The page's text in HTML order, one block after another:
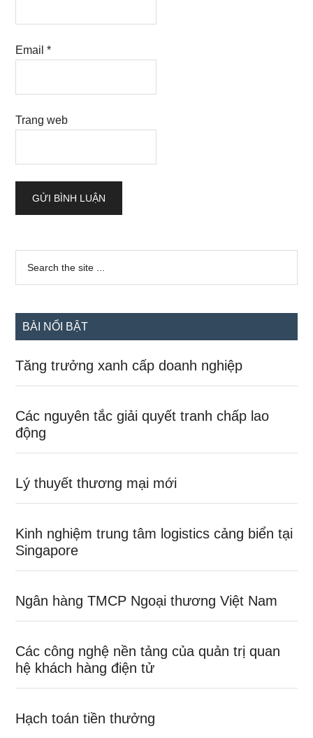
Email*
Trang web
Sidebar
chính
...
BÀI NỔI BẬT
Tăng trưởng xanh cấp doanh nghiệp
Các nguyên tắc giải quyết tranh chấp lao
động
Lý thuyết thương mại mới
Kinh nghiệm trung tâm logistics cảng biển tại
Singapore
Ngân hàng TMCP Ngoại thương Việt Nam
Các công nghệ nền tảng của quản trị quan
hệ khách hàng điện tử
Hạch toán tiền thưởng